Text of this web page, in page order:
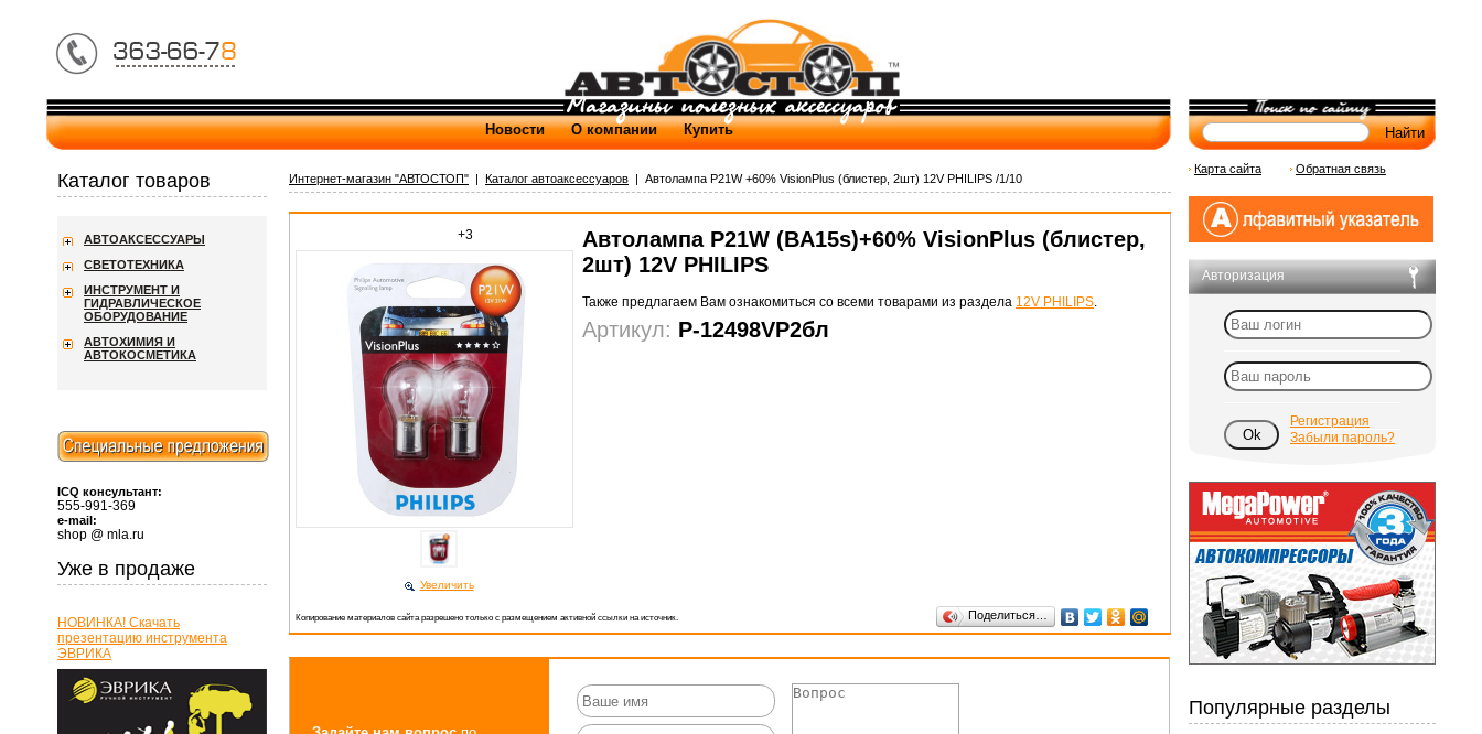
Новости О компании Купить
Интернет-магазин "АВТОСТОП" | Каталог автоаксессуаров | Автолампа P21W +60% VisionPlus (блистер, 2шт) 12V PHILIPS /1/10
+3
Увеличить
Автолампа P21W (BA15s)+60% VisionPlus (блистер,
2шт) 12V PHILIPS
Также предлагаем Вам ознакомиться со всеми товарами из раздела 12V PHILIPS.
Артикул: P-12498VP2бл
Копирование материалов сайта разрешено только с размещением активной ссылки на источник. Поделиться…
Каталог товаров
АВТОАКСЕССУАРЫ
СВЕТОТЕХНИКА
ИНСТРУМЕНТ И
ГИДРАВЛИЧЕСКОЕ
ОБОРУДОВАНИЕ
АВТОХИМИЯ И
АВТОКОСМЕТИКА
ICQ консультант:
555-991-369
e-mail:
shop @ mla.ru
Уже в продаже
НОВИНКА! Скачать
презентацию инструмента
ЭВРИКА
Карта сайта Обратная связь
Авторизация
Регистрация
Забыли пароль?
Популярные разделы